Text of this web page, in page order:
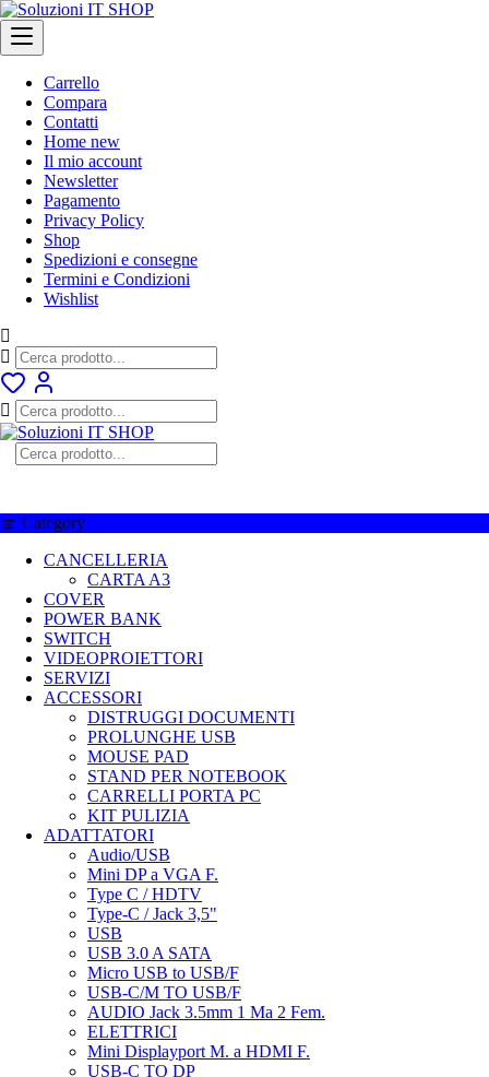
Skip
to
content
Carrello
Compara
Contatti
Home new
Il mio account
Newsletter
Pagamento
Privacy Policy
Shop
Spedizioni e consegne
Termini e Condizioni
Wishlist
Category
CANCELLERIA
CARTA A3
COVER
POWER BANK
SWITCH
VIDEOPROIETTORI
SERVIZI
ACCESSORI
DISTRUGGI DOCUMENTI
PROLUNGHE USB
MOUSE PAD
STAND PER NOTEBOOK
CARRELLI PORTA PC
KIT PULIZIA
ADATTATORI
Audio/USB
Mini DP a VGA F.
Type C / HDTV
Type-C / Jack 3,5"
USB
USB 3.0 A SATA
Micro USB to USB/F
USB-C/M TO USB/F
AUDIO Jack 3.5mm 1 Ma 2 Fem.
ELETTRICI
Mini Displayport M. a HDMI F.
USB-C TO DP